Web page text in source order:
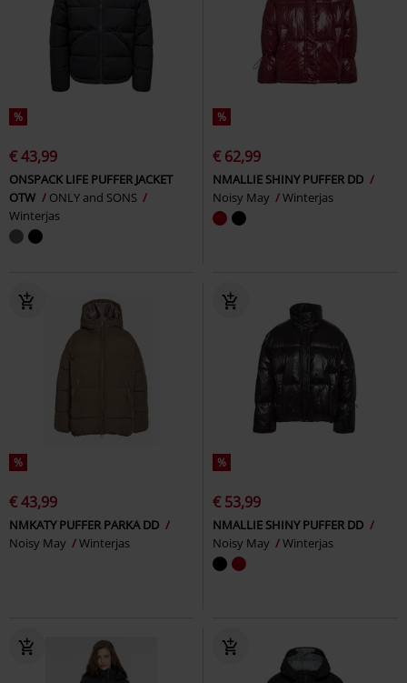
%
€ 43,99
ONSPACK LIFE PUFFER JACKET
OTW
ONLY and SONS
Winterjas
%
€ 62,99
NMALLIE SHINY PUFFER DD
Noisy May
Winterjas
%
€ 43,99
NMKATY PUFFER PARKA DD
Noisy May
Winterjas
%
€ 53,99
NMALLIE SHINY PUFFER DD
Noisy May
Winterjas